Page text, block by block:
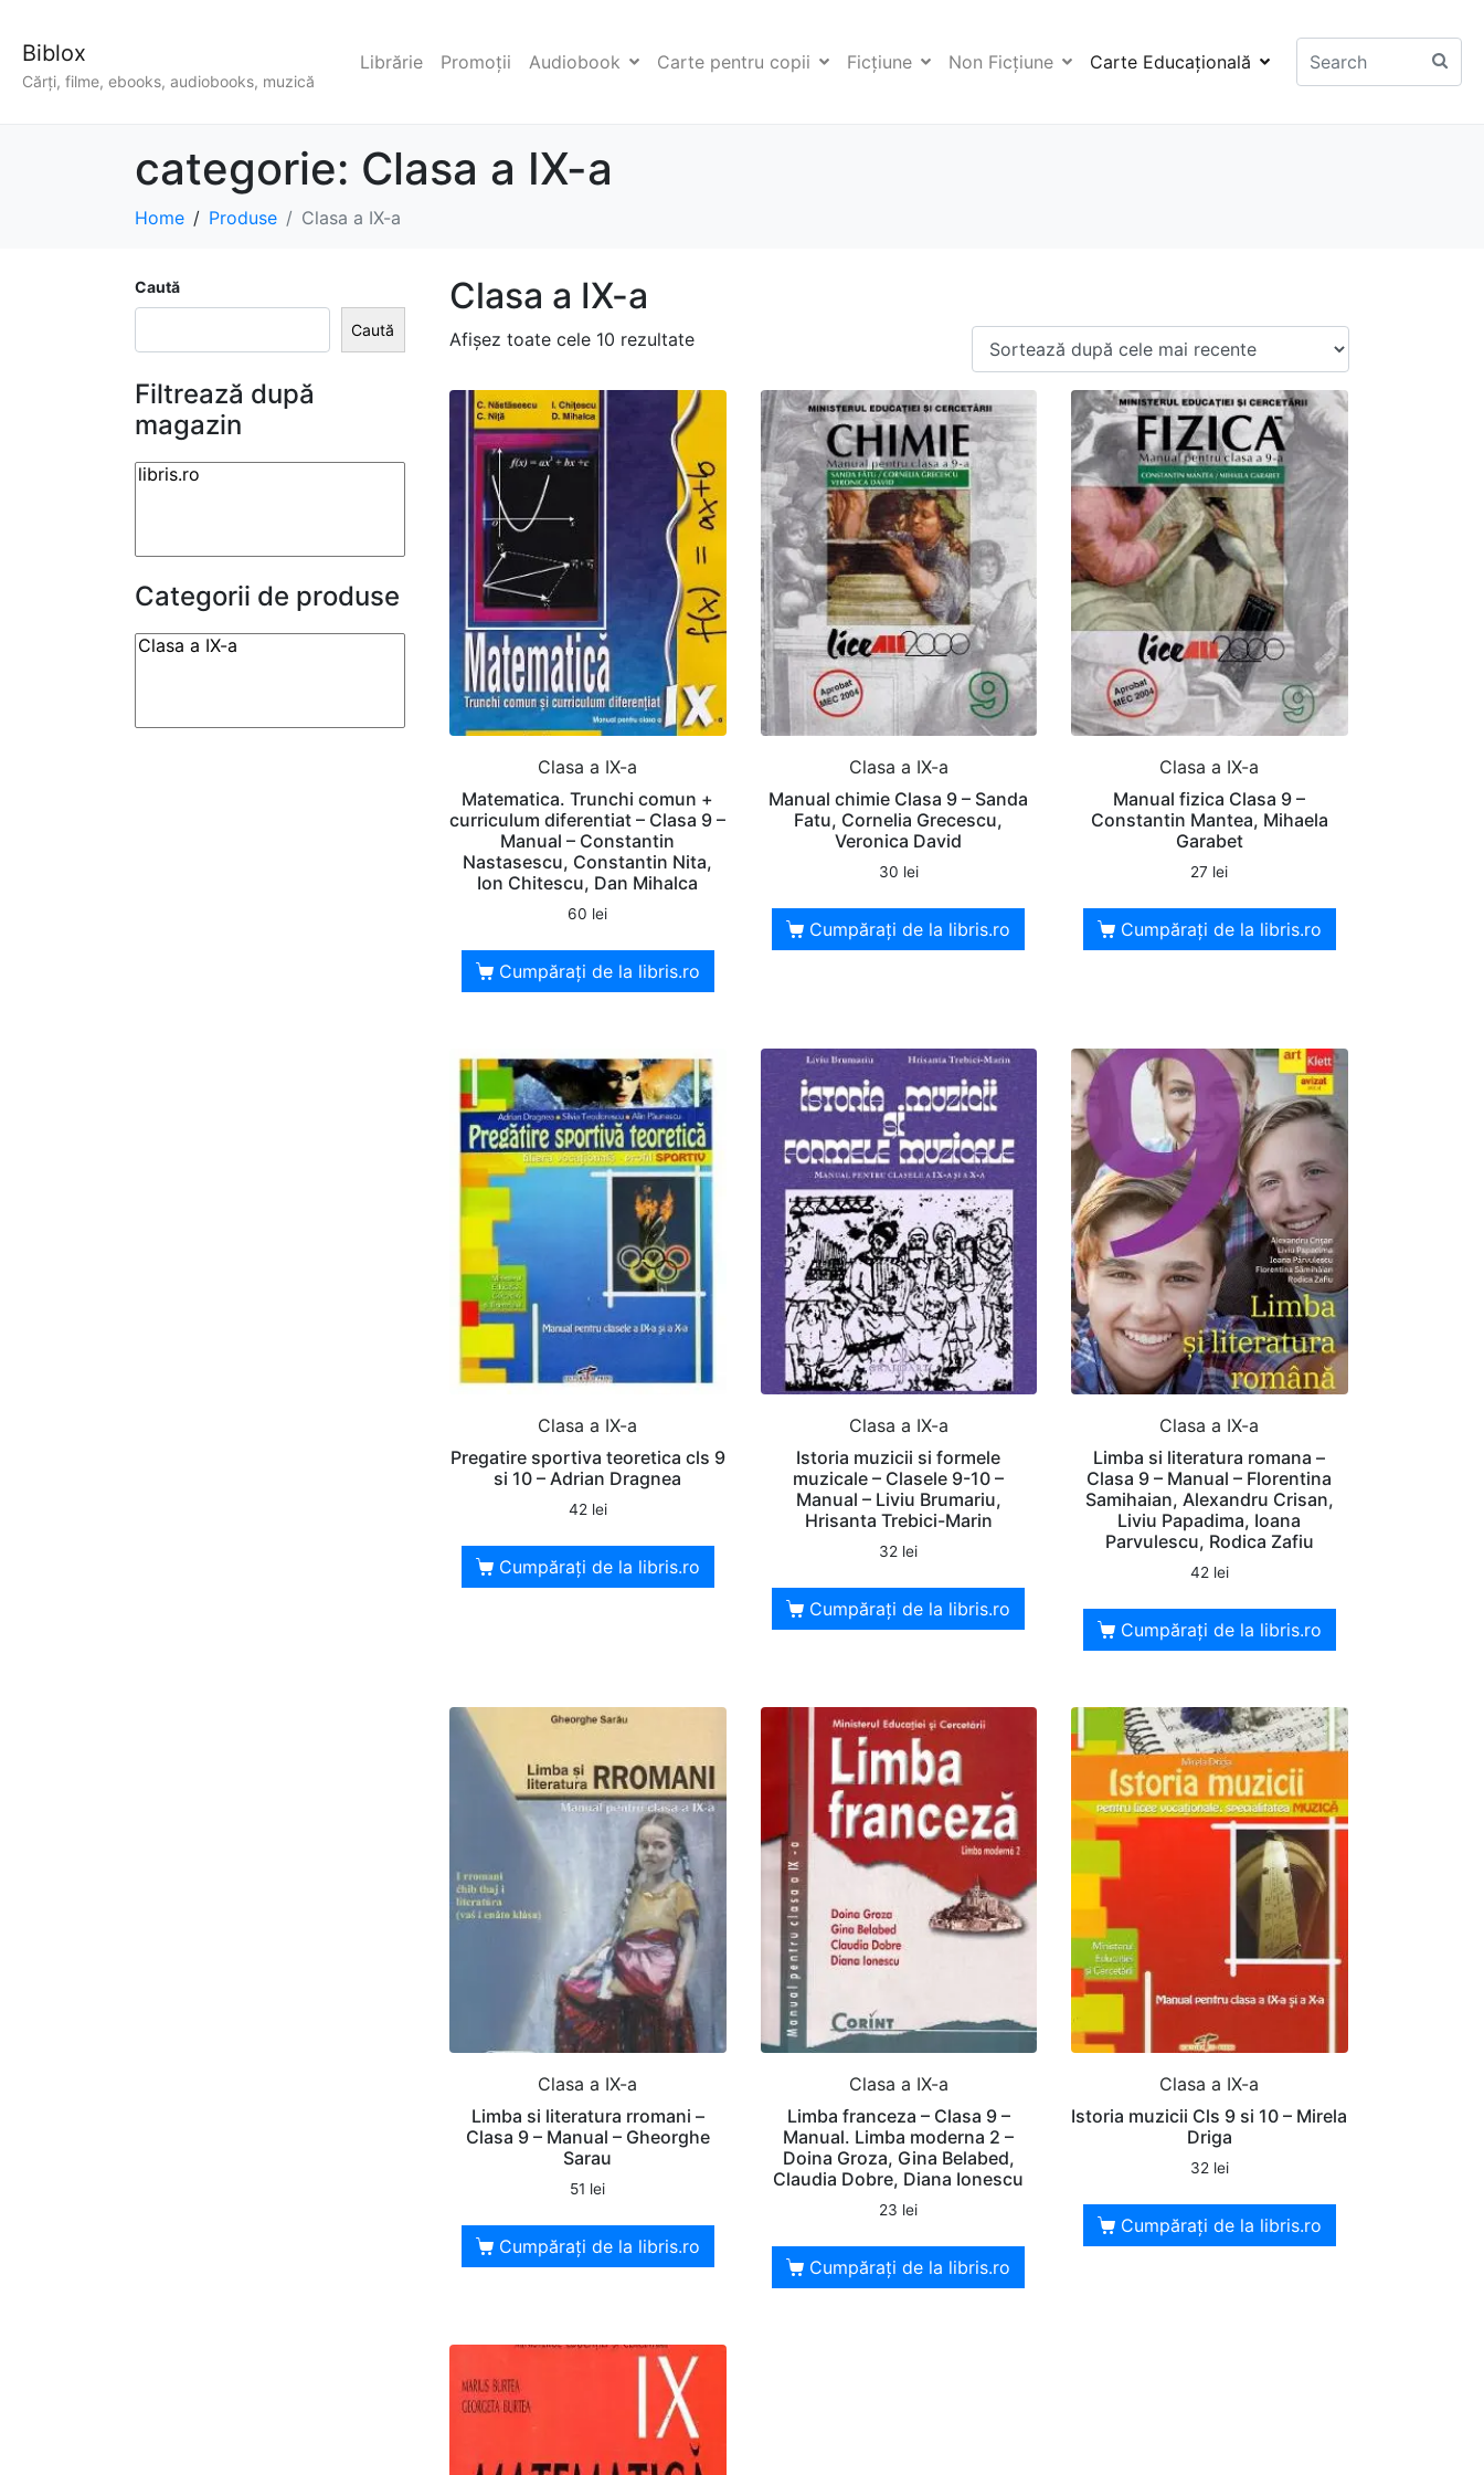
Biblox
Cărți, filme, ebooks, audiobooks, muzică
Librărie Promoții Audiobook Carte pentru copii Ficţiune Non Ficţiune Carte Educaţională
categorie: Clasa a IX-a
Home Produse Clasa a IX-a
Clasa a IX-a
Afișez toate cele 10 rezultate
Clasa a IX-a
Matematica. Trunchi comun +
curriculum diferentiat – Clasa 9 –
Manual – Constantin
Nastasescu, Constantin Nita,
Ion Chitescu, Dan Mihalca
60 lei
Cumpărați de la libris.ro
Clasa a IX-a
Manual chimie Clasa 9 – Sanda
Fatu, Cornelia Grecescu,
Veronica David
30 lei
Cumpărați de la libris.ro
Clasa a IX-a
Manual fizica Clasa 9 –
Constantin Mantea, Mihaela
Garabet
27 lei
Cumpărați de la libris.ro
Clasa a IX-a
Pregatire sportiva teoretica cls 9
si 10 – Adrian Dragnea
42 lei
Cumpărați de la libris.ro
Clasa a IX-a
Istoria muzicii si formele
muzicale – Clasele 9-10 –
Manual – Liviu Brumariu,
Hrisanta Trebici-Marin
32 lei
Cumpărați de la libris.ro
Clasa a IX-a
Limba si literatura romana –
Clasa 9 – Manual – Florentina
Samihaian, Alexandru Crisan,
Liviu Papadima, Ioana
Parvulescu, Rodica Zafiu
42 lei
Cumpărați de la libris.ro
Clasa a IX-a
Limba si literatura rromani –
Clasa 9 – Manual – Gheorghe
Sarau
51 lei
Cumpărați de la libris.ro
Clasa a IX-a
Limba franceza – Clasa 9 –
Manual. Limba moderna 2 –
Doina Groza, Gina Belabed,
Claudia Dobre, Diana Ionescu
23 lei
Cumpărați de la libris.ro
Clasa a IX-a
Istoria muzicii Cls 9 si 10 – Mirela
Driga
32 lei
Cumpărați de la libris.ro
Caută
Caută
Filtrează după
magazin
Categorii de produse